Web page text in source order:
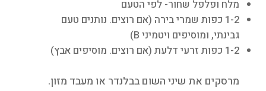
מלח ופלפל שחור- לפי הטעם
1-2 כפות שמרי בירה (אם רוצים. נותנים טעם
גבינתי, ומוסיפים ויטמיני B)
1-2 כפות זרעי דלעת (אם רוצים. מוסיפים אבץ)
מרסקים את שיני השום בבלנדר או מעבד מזון.